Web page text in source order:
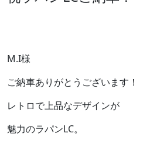
M.I様
ご納車ありがとうございます！
レトロで上品なデザインが
魅力のラパンLC。